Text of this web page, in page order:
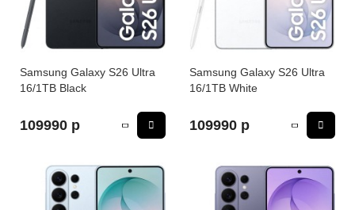
iPhone 16e
iPad Pro 13 M4 (2024)
iMac
Galaxy Z Flip 7
Samsung Galaxy S26 Ultra
16/1TB Black
109990 р
Samsung Galaxy S26 Ultra
16/1TB White
109990 р